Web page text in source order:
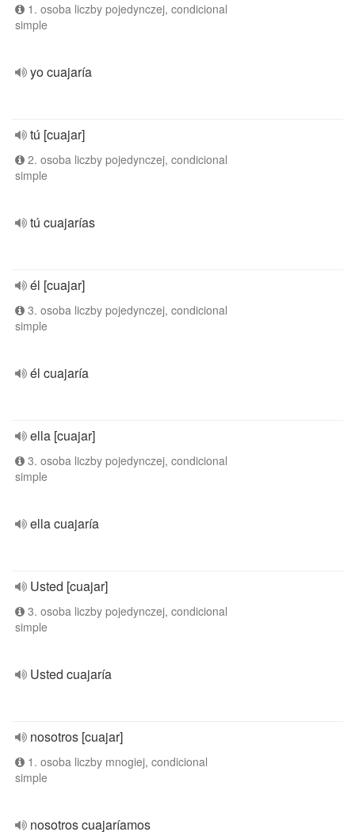
1. osoba liczby pojedynczej, condicional
simple
yo cuajaría
tú [cuajar]
2. osoba liczby pojedynczej, condicional
simple
tú cuajarías
él [cuajar]
3. osoba liczby pojedynczej, condicional
simple
él cuajaría
ella [cuajar]
3. osoba liczby pojedynczej, condicional
simple
ella cuajaría
Usted [cuajar]
3. osoba liczby pojedynczej, condicional
simple
Usted cuajaría
nosotros [cuajar]
1. osoba liczby mnogiej, condicional
simple
nosotros cuajaríamos